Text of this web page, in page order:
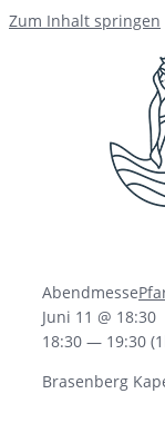
Zum Inhalt springen
Abendmesse
Juni 11 @ 18:30
18:30 — 19:30
Brasenberg